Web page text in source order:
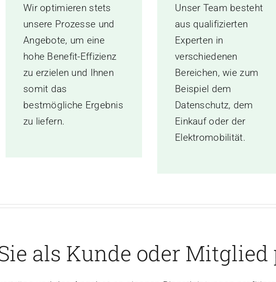
Wir optimieren stets
unsere Prozesse und
Angebote, um eine
hohe Benefit-Effizienz
zu erzielen und Ihnen
somit das
bestmögliche Ergebnis
zu liefern.
Unser Team besteht
aus qualifizierten
Experten in
verschiedenen
Bereichen, wie zum
Beispiel dem
Datenschutz, dem
Einkauf oder der
Elektromobilität.
als Kunde oder